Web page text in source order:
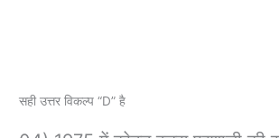
सही उत्तर विकल्प “D” है